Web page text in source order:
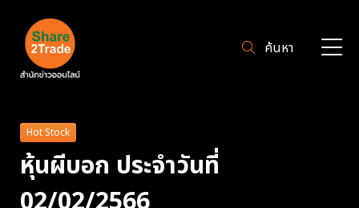
ค้นหา
Hot Stock
หุ้นผีบอก ประจำวันที่